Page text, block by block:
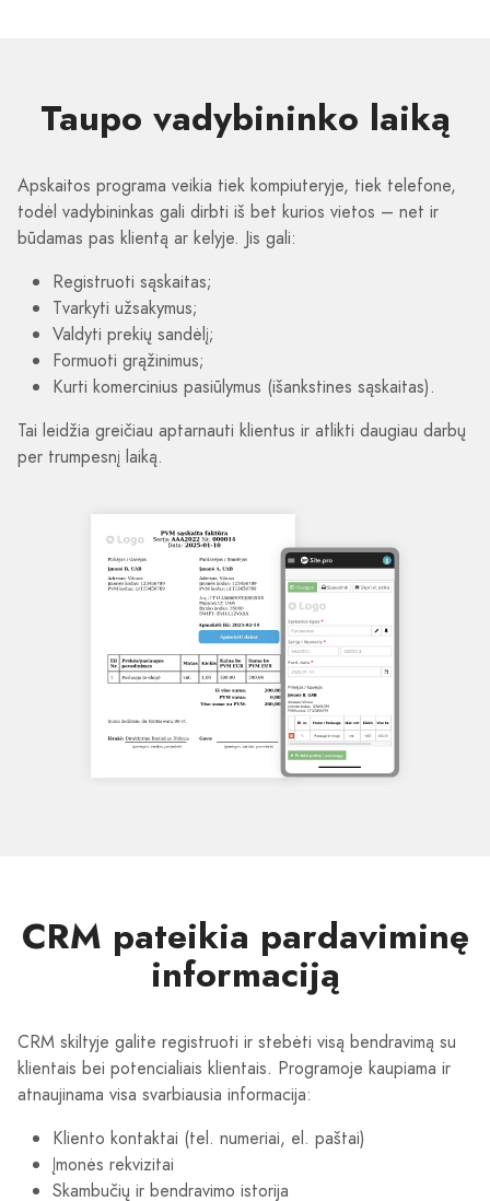
Taupo vadybininko laiką
Apskaitos programa veikia tiek kompiuteryje, tiek telefone,
todėl vadybininkas gali dirbti iš bet kurios vietos – net ir
būdamas pas klientą ar kelyje. Jis gali:
Registruoti sąskaitas;
Tvarkyti užsakymus;
Valdyti prekių sandėlį;
Formuoti grąžinimus;
Kurti komercinius pasiūlymus (išankstines sąskaitas).
Tai leidžia greičiau aptarnauti klientus ir atlikti daugiau darbų
per trumpesnį laiką.
CRM pateikia pardaviminę
informaciją
CRM skiltyje galite registruoti ir stebėti visą bendravimą su
klientais bei potencialiais klientais. Programoje kaupiama ir
atnaujinama visa svarbiausia informacija:
Kliento kontaktai (tel. numeriai, el. paštai)
Įmonės rekvizitai
Skambučių ir bendravimo istorija